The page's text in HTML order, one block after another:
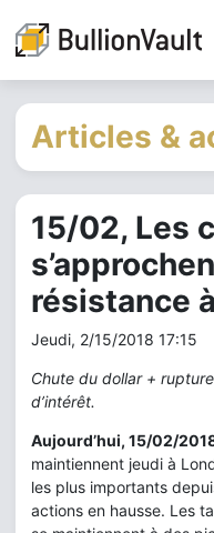
Articles &
15/02, Les
résistance
Jeudi, 2/15/2018 17:15
Chute du dollar +
d’intérêt.
Aujourd’hui, 15/02/
maintiennent jeudi à
les plus importants
actions en hausse. Les